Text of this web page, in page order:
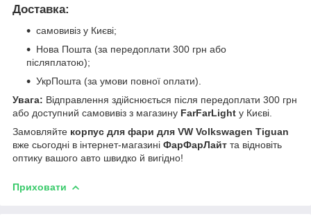
Доставка:
самовивіз у Києві;
Нова Пошта (за передоплати 300 грн або
післяплатою);
УкрПошта (за умови повної оплати).
Увага: Відправлення здійснюється після передоплати 300 грн
або доступний самовивіз з магазину FarFarLight у Києві.
Замовляйте корпус для фари для VW Volkswagen Tiguan
вже сьогодні в інтернет-магазині ФарФарЛайт та відновіть
оптику вашого авто швидко й вигідно!
Приховати